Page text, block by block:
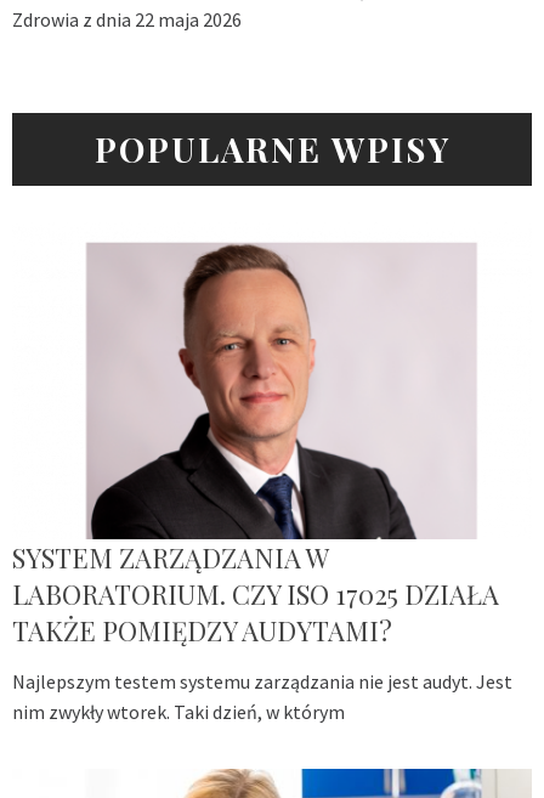
Zdrowia z dnia 22 maja 2026
POPULARNE WPISY
SYSTEM ZARZĄDZANIA W
LABORATORIUM. CZY ISO 17025 DZIAŁA
TAKŻE POMIĘDZY AUDYTAMI?
Najlepszym testem systemu zarządzania nie jest audyt. Jest
nim zwykły wtorek. Taki dzień, w którym